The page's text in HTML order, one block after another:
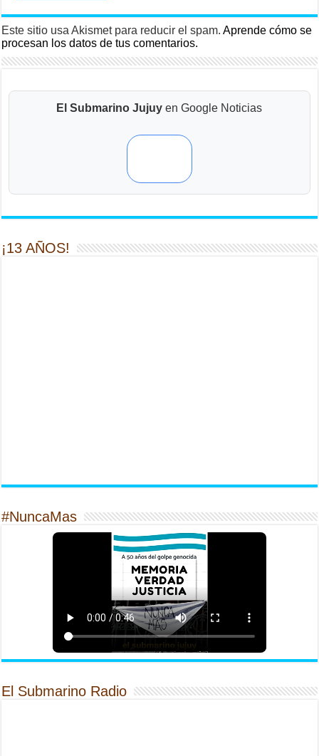
Este sitio usa Akismet para reducir el spam.Aprende cómo se
procesan los datos de tus comentarios.
El Submarino Jujuy en Google Noticias
¡13 AÑOS!
#NuncaMas
El Submarino Radio